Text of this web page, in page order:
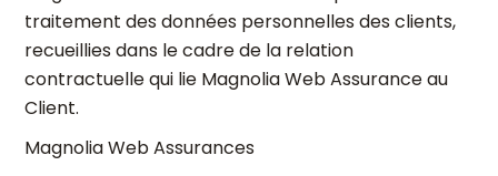
traitement des données personnelles des clients,
recueillies dans le cadre de la relation
contractuelle qui lie Magnolia Web Assurance au
Client.
Magnolia Web Assurances